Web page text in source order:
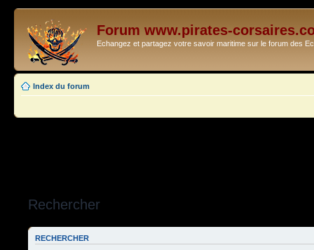
Forum www.pirates-
Echangez et partagez votre savoir maritime sur le forum des
Index du forum
Rechercher
RECHERCHER